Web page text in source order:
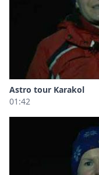
Astro tour Karakol
01:42